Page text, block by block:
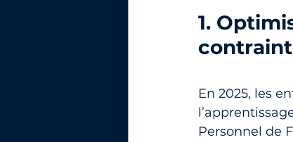
1.
En 2025, les
Personnel de